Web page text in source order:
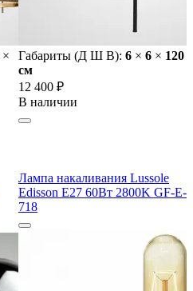
×
Габариты (Д Ш В): 6 × 6 × 120
cм
12 400 ₽
В наличии
Лампа накаливания Lussole
Edisson E27 60Вт 2800K GF-E-
718